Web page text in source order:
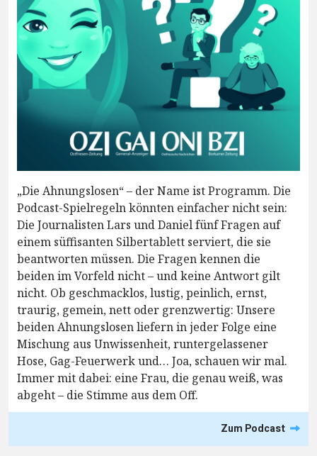
„Die Ahnungslosen“ – der Name ist Programm. Die
Podcast-Spielregeln könnten einfacher nicht sein:
Die Journalisten Lars und Daniel fünf Fragen auf
einem süffisanten Silbertablett serviert, die sie
beantworten müssen. Die Fragen kennen die
beiden im Vorfeld nicht – und keine Antwort gilt
nicht. Ob geschmacklos, lustig, peinlich, ernst,
traurig, gemein, nett oder grenzwertig: Unsere
beiden Ahnungslosen liefern in jeder Folge eine
Mischung aus Unwissenheit, runtergelassener
Hose, Gag-Feuerwerk und… Joa, schauen wir mal.
Immer mit dabei: eine Frau, die genau weiß, was
abgeht – die Stimme aus dem Off.
Zum Podcast